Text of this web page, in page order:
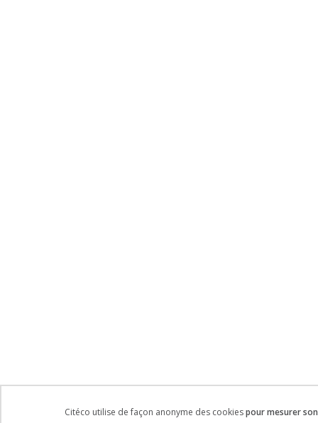
Citéco utilise de façon anonyme des cookiespour mesurer